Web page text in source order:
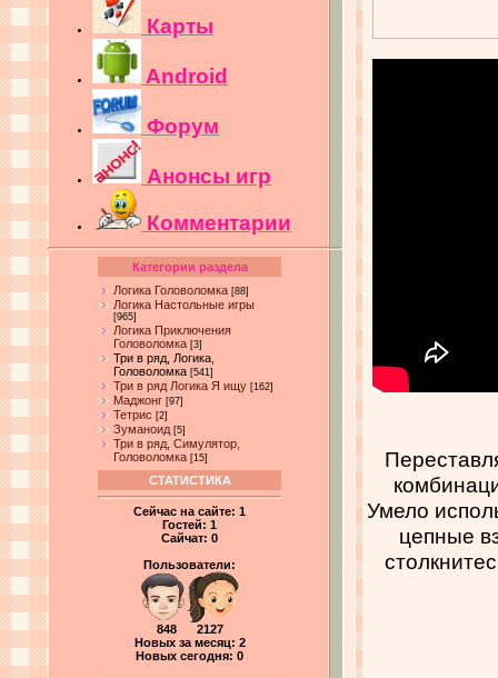
Карты
Android
Форум
Анонсы игр
Комментарии
Категории раздела
Логика Головоломка [88]
Логика Настольные игры
[965]
Логика Приключения
Головоломка [3]
Три в ряд, Логика,
Головоломка [541]
Три в ряд Логика Я ищу [162]
Маджонг [97]
Тетрис [2]
Зуманоид [5]
Три в ряд, Симулятор,
Головоломка [15]
СТАТИСТИКА
Сейчас на сайте: 1
Гостей: 1
Сайчат: 0
Пользователи:
848 2127
Новых за месяц: 2
Новых сегодня: 0
Умело
цепные